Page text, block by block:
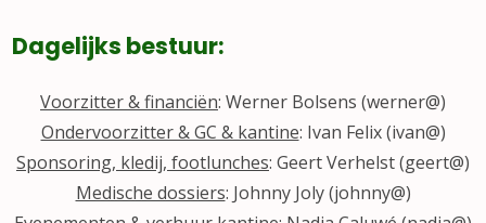
Dagelijks bestuur:
Voorzitter & financiën: Werner Bolsens (werner@)
Ondervoorzitter & GC & kantine: Ivan Felix (ivan@)
Sponsoring, kledij, footlunches: Geert Verhelst (geert@)
Medische dossiers: Johnny Joly (johnny@)